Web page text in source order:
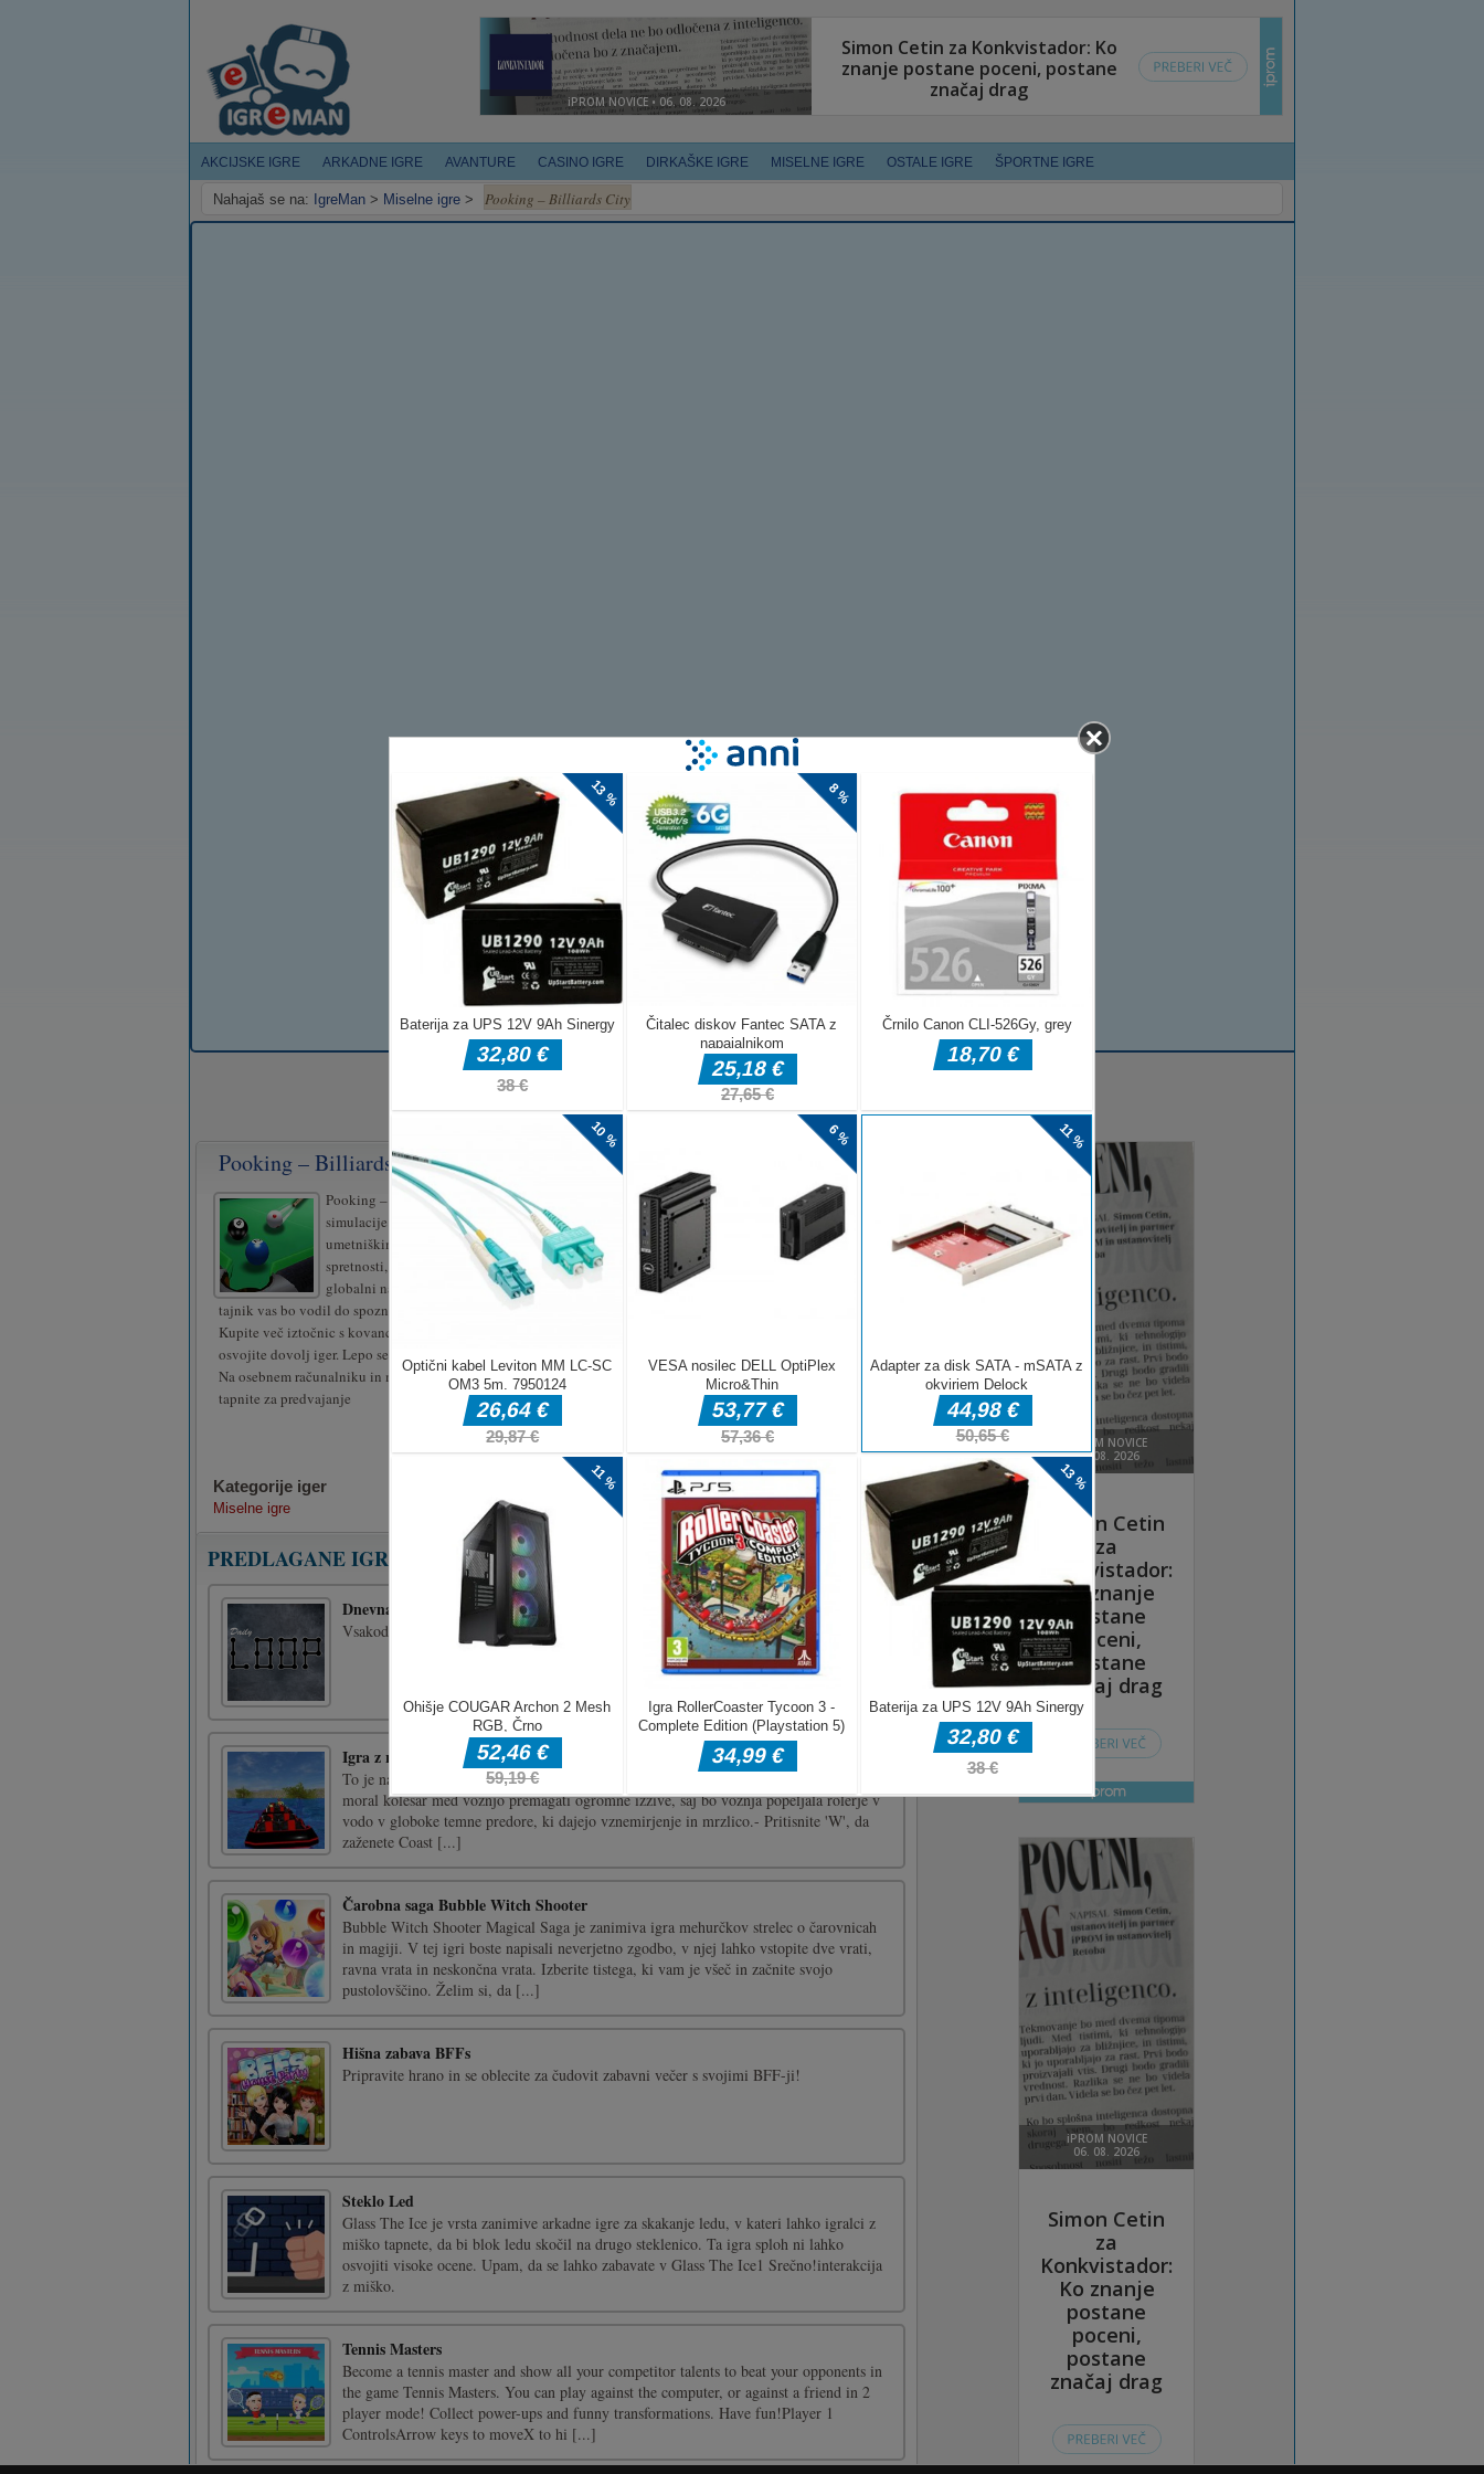
AKCIJSKE IGRE ARKADNE IGRE AVANTURE CASINO IGRE DIRKAŠKE IGRE MISELNE IGRE OSTALE IGRE ŠPORTNE IGRE
Nahajaš se na: IgreMan > Miselne igre > Pooking – Billiards City
Pooking – Billiards City
Pooking – Billiards City je še ena igra
simulacije zgodbe o biljardu s 3D
umetniškimi animacijami. Imamo način
spretnosti, način izziva, klasični način,
globalni način in tedenski način. Vaš
tajnik vas bo vodil do spoznavanja različnih načinov.
Kupite več iztočnic s kovanci in dragulji v trgovini, ko
osvojite dovolj iger. Lepo se imejte v tem mestu Pooking!
Na osebnem računalniku in mobilnem telefonu kliknite ali
tapnite za predvajanje
Kategorije iger
Miselne igre
PREDLAGANE IGRE
Dnevna zanka
Vsakodnevno nove uganke Loop. S pomočjo namigov ustvarite eno zanko.
Igra z rolnimi podstavki Crazy Drive
To je najbolj nora in zabavna simulacija roller coasterja. Res je navdušujoče, saj bo
moral kolesar med vožnjo premagati ogromne izzive, saj bo vožnja popeljala rolerje v
vodo v globoke temne predore, ki dajejo vznemirjenje in mrzlico.- Pritisnite 'W', da
zaženete Coast [...]
Čarobna saga Bubble Witch Shooter
Bubble Witch Shooter Magical Saga je zanimiva igra mehurčkov strelec o čarovnicah
in magiji. V tej igri boste napisali neverjetno zgodbo, v njej lahko vstopite dve vrati,
ravna vrata in neskončna vrata. Izberite tistega, ki vam je všeč in začnite svojo
pustolovščino. Želim si, da [...]
Hišna zabava BFFs
Pripravite hrano in se oblecite za čudovit zabavni večer s svojimi BFF-ji!
Steklo Led
Glass The Ice je vrsta zanimive arkadne igre za skakanje ledu, v kateri lahko igralci z
miško tapnete, da bi blok ledu skočil na drugo steklenico. Ta igra sploh ni lahko
osvojiti visoke ocene. Upam, da se lahko zabavate v Glass The Ice1 Srečno!interakcija
z miško.
Tennis Masters
Become a tennis master and show all your competitor talents to beat your opponents in
the game Tennis Masters. You can play against the computer, or against a friend in 2
player mode! Collect power-ups and funny transformations. Have fun!Player 1
ControlsArrow keys to moveX to hi [...]